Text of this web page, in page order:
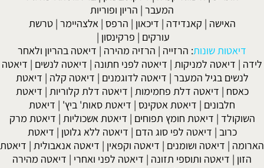
המעבר | הריון ופוריות
האישה | קאנדידה | דיכאון | הרפס | אלצהיימר |טרשת
עורקים | פרקינסון |
דיאטות שונות: הרזייה | הרזיה מהירה | דיאטה בהריון ולאחר
לידה | דיאטה למניקות | דיאטה לפני חתונה | דיאטה לנשים | דיאטה
לנשים בגיל המעבר | דיאטה לדוגמנים | דיאטה קלה | דיאטת
כאסח | דיאטה דלת פחמימות | דיאטה דלת קלוריות | דיאטת
חלבונים | דיאטת אטקינס | דיאטת סאות' ביץ' | דיאטת
השוקולד | דיאטת חומץ תפוחים | דיאטת אשכוליות | דיאטת מרק
כרוב | דיאטה לפי סוג הדם | דיאטה ללא גלוטן | דיאטת
הארומה | דיאטה ושומנים | דיאטה וקפאין | דיאטה אנאבולית | דיאטת
הזון | דיאטה ותוספי תזונה | דיאטה לפני ואחרי | דיאטה מהירה